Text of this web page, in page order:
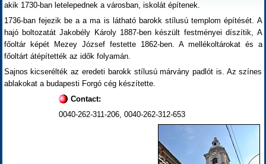
akik 1730-ban letelepednek a városban, iskolát építenek.
1736-ban fejezik be a a ma is látható barokk stílusú templom építését. A
hajó boltozatát Jakobély Károly 1887-ben készült festményei díszítik, A
főoltár képét Mezey József festette 1862-ben. A mellékoltárokat és a
főoltárt átépítették az idők folyamán.
Sajnos kicserélték az eredeti barokk stílusú márvány padlót is. Az színes
ablakokat a budapesti Forgó cég készítette.
Contact:
0040-262-311-206, 0040-262-312-653